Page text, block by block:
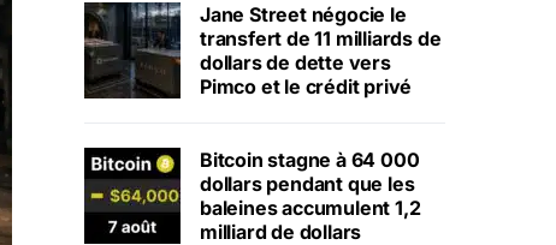
Jane Street négocie le
transfert de 11 milliards de
dollars de dette vers
Pimco et le crédit privé
Bitcoin stagne à 64 000
dollars pendant que les
baleines accumulent 1,2
milliard de dollars